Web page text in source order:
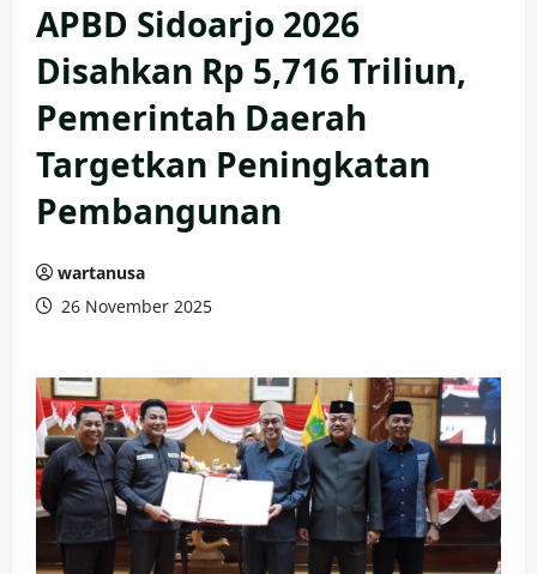
APBD Sidoarjo 2026
Disahkan Rp 5,716 Triliun,
Pemerintah Daerah
Targetkan Peningkatan
Pembangunan
wartanusa
26 November 2025